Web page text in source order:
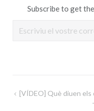
Subscribe to get
Navegació
[VÍDEO] Què diuen els